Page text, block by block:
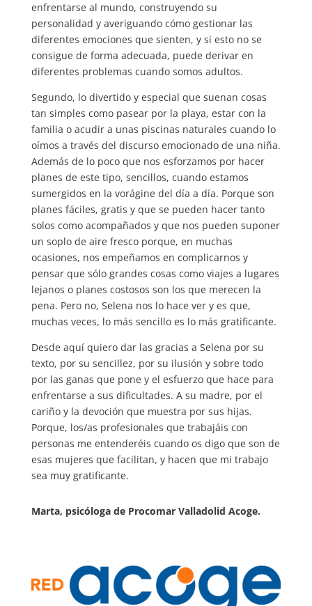
enfrentarse al mundo, construyendo su
personalidad y averiguando cómo gestionar las
diferentes emociones que sienten, y si esto no se
consigue de forma adecuada, puede derivar en
diferentes problemas cuando somos adultos.
Segundo, lo divertido y especial que suenan cosas
tan simples como pasear por la playa, estar con la
familia o acudir a unas piscinas naturales cuando lo
oímos a través del discurso emocionado de una niña.
Además de lo poco que nos esforzamos por hacer
planes de este tipo, sencillos, cuando estamos
sumergidos en la vorágine del día a día. Porque son
planes fáciles, gratis y que se pueden hacer tanto
solos como acompañados y que nos pueden suponer
un soplo de aire fresco porque, en muchas
ocasiones, nos empeñamos en complicarnos y
pensar que sólo grandes cosas como viajes a lugares
lejanos o planes costosos son los que merecen la
pena. Pero no, Selena nos lo hace ver y es que,
muchas veces, lo más sencillo es lo más gratificante.
Desde aquí quiero dar las gracias a Selena por su
texto, por su sencillez, por su ilusión y sobre todo
por las ganas que pone y el esfuerzo que hace para
enfrentarse a sus dificultades. A su madre, por el
cariño y la devoción que muestra por sus hijas.
Porque, los/as profesionales que trabajáis con
personas me entenderéis cuando os digo que son de
esas mujeres que facilitan, y hacen que mi trabajo
sea muy gratificante.
Marta, psicóloga de Procomar Valladolid Acoge.